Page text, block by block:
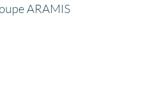
ARAMIS